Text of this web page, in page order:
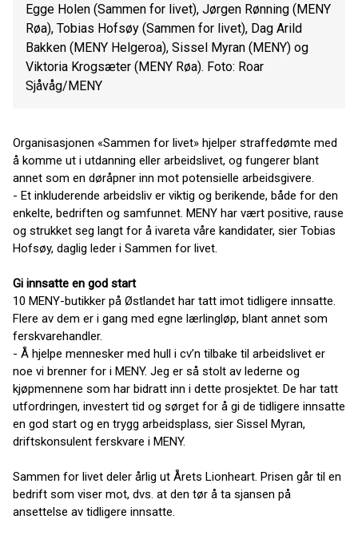
Egge Holen (Sammen for livet), Jørgen Rønning (MENY
Røa), Tobias Hofsøy (Sammen for livet), Dag Arild
Bakken (MENY Helgeroa), Sissel Myran (MENY) og
Viktoria Krogsæter (MENY Røa). Foto: Roar
Sjåvåg/MENY
Organisasjonen «Sammen for livet» hjelper straffedømte med
å komme ut i utdanning eller arbeidslivet, og fungerer blant
annet som en døråpner inn mot potensielle arbeidsgivere.
- Et inkluderende arbeidsliv er viktig og berikende, både for den
enkelte, bedriften og samfunnet. MENY har vært positive, rause
og strukket seg langt for å ivareta våre kandidater, sier Tobias
Hofsøy, daglig leder i Sammen for livet.
Gi innsatte en god start
10 MENY-butikker på Østlandet har tatt imot tidligere innsatte.
Flere av dem er i gang med egne lærlingløp, blant annet som
ferskvarehandler.
- Å hjelpe mennesker med hull i cv’n tilbake til arbeidslivet er
noe vi brenner for i MENY. Jeg er så stolt av lederne og
kjøpmennene som har bidratt inn i dette prosjektet. De har tatt
utfordringen, investert tid og sørget for å gi de tidligere innsatte
en god start og en trygg arbeidsplass, sier Sissel Myran,
driftskonsulent ferskvare i MENY.
Sammen for livet deler årlig ut Årets Lionheart. Prisen går til en
bedrift som viser mot, dvs. at den tør å ta sjansen på
ansettelse av tidligere innsatte.